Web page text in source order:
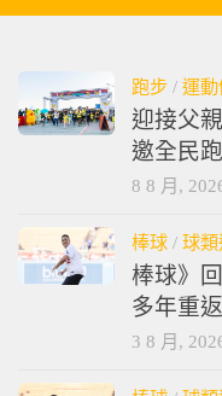
跑步 / 運動
迎接父
邀全民
8 8 月,
棒球 / 球
棒球》
多年重
3 8 月,